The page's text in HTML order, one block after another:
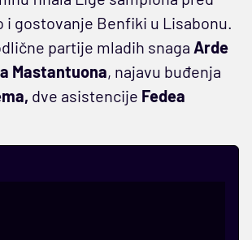
i gostovanje Benfiki u Lisabonu.
partije mladih snaga Arde
Mastantuona, najavu buđenja
dve asistencije Fedea